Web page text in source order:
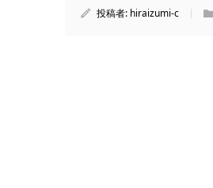
投稿者: hiraizumi-c